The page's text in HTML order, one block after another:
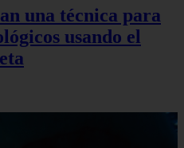
una técnica para
usando el